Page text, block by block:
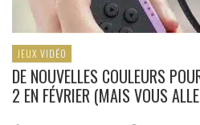
JEUX VIDÉO
DE NOUVELLES COULEURS
2 EN FÉVRIER (MAIS VOUS